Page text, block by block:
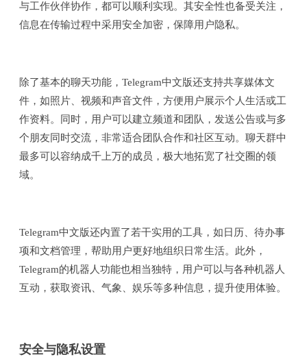
与工作伙伴协作，都可以顺利实现。其安全性也备受关注，
信息在传输过程中采用安全加密，保障用户隐私。
除了基本的聊天功能，Telegram中文版还支持共享媒体文
件，如照片、视频和声音文件，方便用户展示个人生活或工
作资料。同时，用户可以建立频道和团队，发送公告或与多
个朋友同时交流，非常适合团队合作和社区互动。聊天群中
最多可以容纳成千上万的成员，极大地拓宽了社交圈的领
域。
Telegram中文版还内置了若干实用的工具，如日历、待办事
项和文档管理，帮助用户更好地组织日常生活。此外，
Telegram的机器人功能也相当独特，用户可以与各种机器人
互动，获取资讯、气象、娱乐等多种信息，提升使用体验。
安全与隐私设置